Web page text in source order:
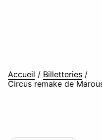
Accueil / Billetteries /
Circus remake de